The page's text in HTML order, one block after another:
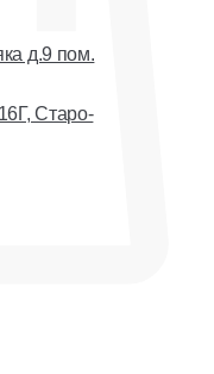
д.9 пом.
Старо-